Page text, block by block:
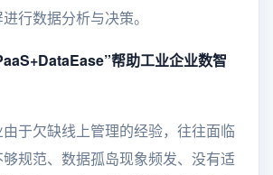
行数据分析与决策。
帮助工业企业数智
于欠缺线上管理的经验，往往面临
规范、数据孤岛现象频发、没有适